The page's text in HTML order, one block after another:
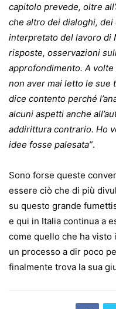
capitolo prevede, oltre
che altro dei dialoghi,
interpretato del lavoro di
risposte, osservazioni
approfondimento. A
non aver mai letto le sue
dice contento perché
alcuni aspetti anche
addirittura contrario. Ho
idee fosse palesata”.
Sono forse queste
essere ciò che di più
su questo grande
e qui in Italia continua a
come quello che ha visto
un processo a dir poco
finalmente trova la sua